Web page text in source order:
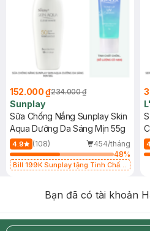
152.000 ₫234.000 ₫
Sunplay
Sữa Chống Nắng Sunplay Skin
Aqua Dưỡng Da Sáng Mịn 55g
4.9 (108)
454/tháng
48%
Bill 199K Sunplay tặng Tinh Chất
Bạn đã có tài khoản